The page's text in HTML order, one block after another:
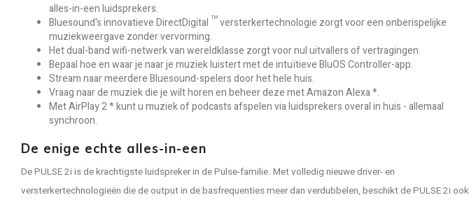
alles-in-een luidsprekers.
Bluesound's innovatieve DirectDigital ™ versterkertechnologie zorgt voor een onberispelijke
muziekweergave zonder vervorming.
Het dual-band wifi-netwerk van wereldklasse zorgt voor nul uitvallers of vertragingen.
Bepaal hoe en waar je naar je muziek luistert met de intuïtieve BluOS Controller-app.
Stream naar meerdere Bluesound-spelers door het hele huis.
Vraag naar de muziek die je wilt horen en beheer deze met Amazon Alexa *.
Met AirPlay 2 * kunt u muziek of podcasts afspelen via luidsprekers overal in huis - allemaal
synchroon.
De enige echte alles-in-een
De PULSE 2i is de krachtigste luidspreker in de Pulse-familie. Met volledig nieuwe driver- en
versterkertechnologieën die de output in de basfrequenties meer dan verdubbelen, beschikt de PULSE 2i ook